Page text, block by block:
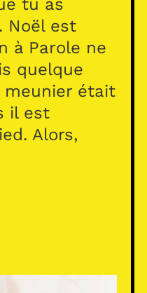
tu as
Noël est
à Parole ne
quelque
meunier était
il est
Alors,